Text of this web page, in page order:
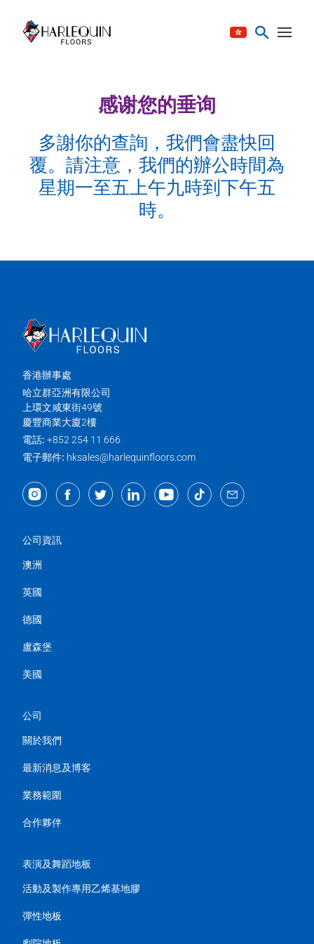
感谢您的垂询
多謝你的查詢，我們會盡快回
覆。請注意，我們的辦公時間為
星期一至五上午九時到下午五
時。
香港辦事處
哈立群亞洲有限公司
上環文咸東街49號
慶豐商業大廈2樓
電話: +852 254 11 666
電子郵件: hksales@harlequinfloors.com
公司資訊
澳洲
英國
德國
盧森堡
美國
公司
關於我們
最新消息及博客
業務範圍
合作夥伴
表演及舞蹈地板
活動及製作專用乙烯基地膠
彈性地板